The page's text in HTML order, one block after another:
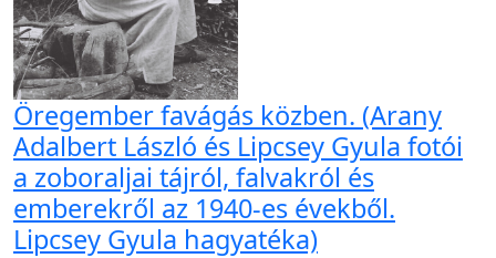
Öregember favágás közben. (Arany
Adalbert László és Lipcsey Gyula fotói
a zoboraljai tájról, falvakról és
emberekről az 1940-es évekből.
Lipcsey Gyula hagyatéka)